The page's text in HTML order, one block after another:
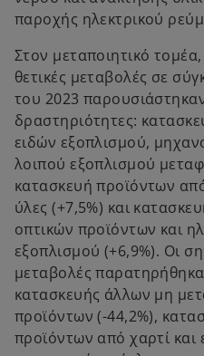
παροχής ηλεκτρικού
Στον μεταποιητικό
θετικές μεταβολές σε
του 2023 παρουσιάστηκαν
δραστηριότητες:
ειδών εξοπλισμού,
λοιπού εξοπλισμού
κατασκευή προϊόντων
ύλες (+7,5%) και
οπτικών προϊόντων και
εξοπλισμού (+6,9%). Οι
μεταβολές
κατασκευής άλλων μη
προϊόντων (-44,2%),
προϊόντων από χαρτί και